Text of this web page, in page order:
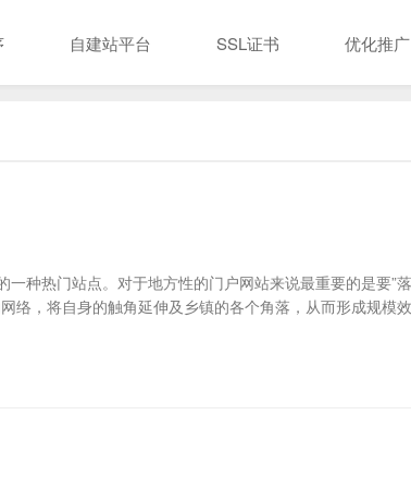
自建站平台 SSL证书 优化推广
种热门站点。对于地方性的门户网站来说最重要的是要”落
络，将自身的触角延伸及乡镇的各个角落，从而形成规模效